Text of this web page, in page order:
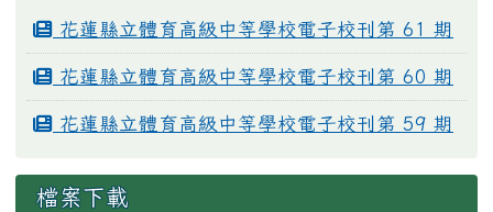
花蓮縣立體育高級中等學校電子校刊第 61 期
花蓮縣立體育高級中等學校電子校刊第 60 期
花蓮縣立體育高級中等學校電子校刊第 59 期
檔案下載